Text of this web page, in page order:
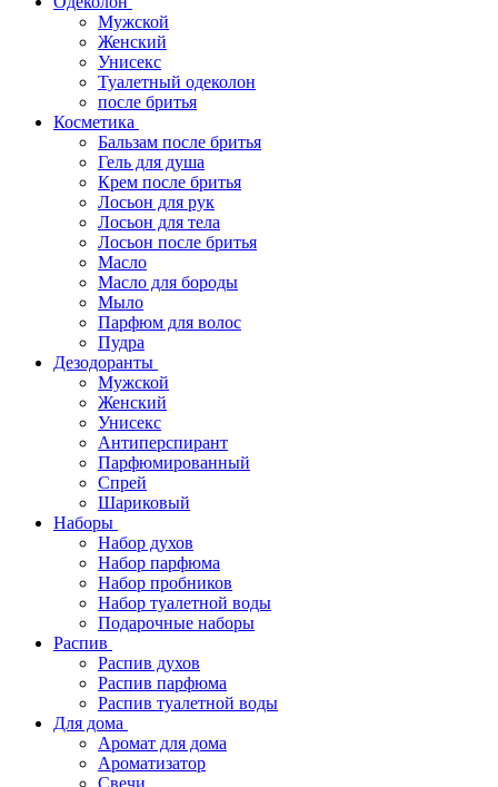
Мужской
Женский
Унисекс
Туалетный одеколон
после бритья
Косметика
Бальзам после бритья
Гель для душа
Крем после бритья
Лосьон для рук
Лосьон для тела
Лосьон после бритья
Масло
Масло для бороды
Мыло
Парфюм для волос
Пудра
Дезодоранты
Мужской
Женский
Унисекс
Антиперспирант
Парфюмированный
Спрей
Шариковый
Наборы
Набор духов
Набор парфюма
Набор пробников
Набор туалетной воды
Подарочные наборы
Распив
Распив духов
Распив парфюма
Распив туалетной воды
Для дома
Аромат для дома
Ароматизатор
Свечи